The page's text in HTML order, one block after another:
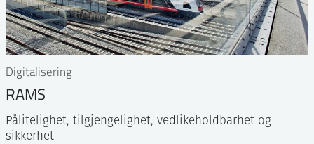
Digitalisering
RAMS
Pålitelighet, tilgjengelighet, vedlikeholdbarhet og
sikkerhet